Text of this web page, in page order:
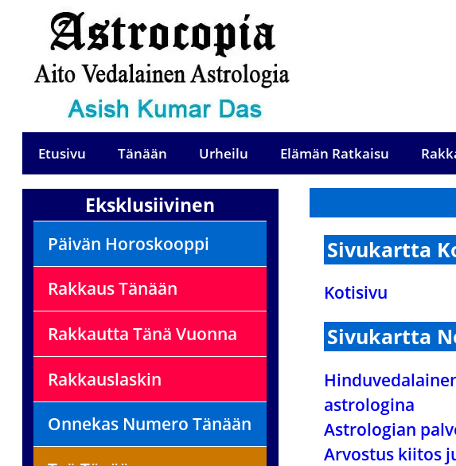
Etusivu Tänään Urheilu Elämän Ratkaisu
Eksklusiivinen
Päivän Horoskooppi
Rakkaus Tänään
Rakkautta Tänä Vuonna
Rakkauslaskin
Onnekas Numero Tänään
Sivukartta
Kotisivu
Sivukartta
astrologina
Astrologian
Arvostus kiitos